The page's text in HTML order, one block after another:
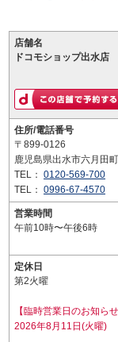
店舗名
ドコモショップ出水店
住所/電話番号
〒899-0126
鹿児島県出水市六月田
TEL： 0120-569-700
TEL： 0996-67-4570
営業時間
午前10時〜午後6時
定休日
第2火曜
【臨時営業日のお知らせ
2026年8月11日(火曜)